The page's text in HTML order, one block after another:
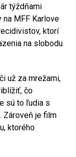
týždňami
MFF Karlove
ktorí
na slobodu
už za mrežami,
čo
sú to ľudia s
Zároveň je film
ktorého